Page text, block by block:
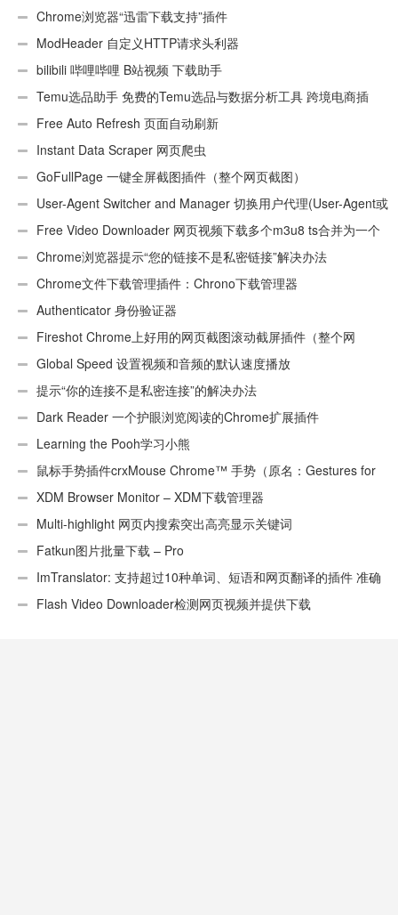
插件Chrome浏览器“迅雷下载支持”插件
ModHeader 自定义HTTP请求头利器
bilibili 哔哩哔哩 B站视频 下载助手
Temu选品助手 免费的Temu选品与数据分析工具 跨境电商插
件 Free Auto Refresh 页面自动刷新
Instant Data Scraper 网页爬虫
GoFullPage 一键全屏截图插件（整个网页截图）
User-Agent Switcher and Manager 切换用户代理(User-Agent或
UA)Free Video Downloader 网页视频下载多个m3u8 ts合并为一个
ts文件Chrome浏览器提示“您的链接不是私密链接”解决办法
Chrome文件下载管理插件：Chrono下载管理器
Authenticator 身份验证器
Fireshot Chrome上好用的网页截图滚动截屏插件（整个网
页）Global Speed 设置视频和音频的默认速度播放
提示“你的连接不是私密连接”的解决办法
Dark Reader 一个护眼浏览阅读的Chrome扩展插件
Learning the Pooh学习小熊
鼠标手势插件crxMouse Chrome™ 手势（原名：Gestures for
Chrome(TM)汉化版）
XDM Browser Monitor – XDM下载管理器
Multi-highlight 网页内搜索突出高亮显示关键词
Fatkun图片批量下载 – Pro
ImTranslator: 支持超过10种单词、短语和网页翻译的插件 准确
性不错Flash Video Downloader检测网页视频并提供下载